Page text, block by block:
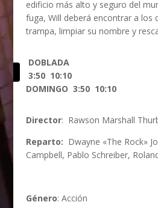
edificio más alto y seguro del
fuga, Will deberá encontrar a los
trampa, limpiar su nombre y
DOBLADA
3:50 10:10
DOMINGO 3:50 10:10
Director: Rawson Marshall
Reparto: Dwayne «The Rock»
Campbell, Pablo Schreiber,
Género: Acción